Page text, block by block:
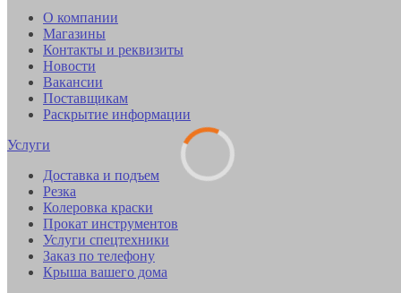
О компании
Магазины
Контакты и реквизиты
Новости
Вакансии
Поставщикам
Раскрытие информации
Услуги
Доставка и подъем
Резка
Колеровка краски
Прокат инструментов
Услуги спецтехники
Заказ по телефону
Крыша вашего дома